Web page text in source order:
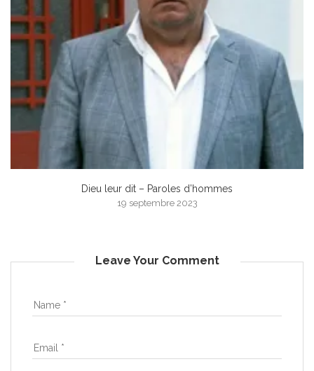
Dieu leur dit – Paroles d’hommes
19 septembre 2023
Leave Your Comment